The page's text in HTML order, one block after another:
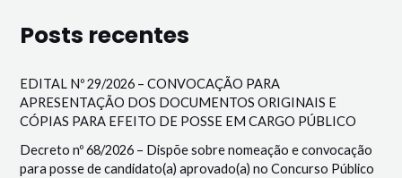
Posts recentes
EDITAL Nº 29/2026 – CONVOCAÇÃO PARA
APRESENTAÇÃO DOS DOCUMENTOS ORIGINAIS E
CÓPIAS PARA EFEITO DE POSSE EM CARGO PÚBLICO
Decreto nº 68/2026 – Dispõe sobre nomeação e convocação
para posse de candidato(a) aprovado(a) no Concurso Público